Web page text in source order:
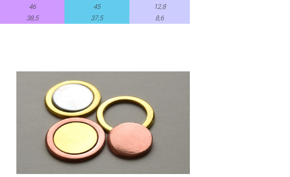
46 45
12,8
38,5 37,5 8,6